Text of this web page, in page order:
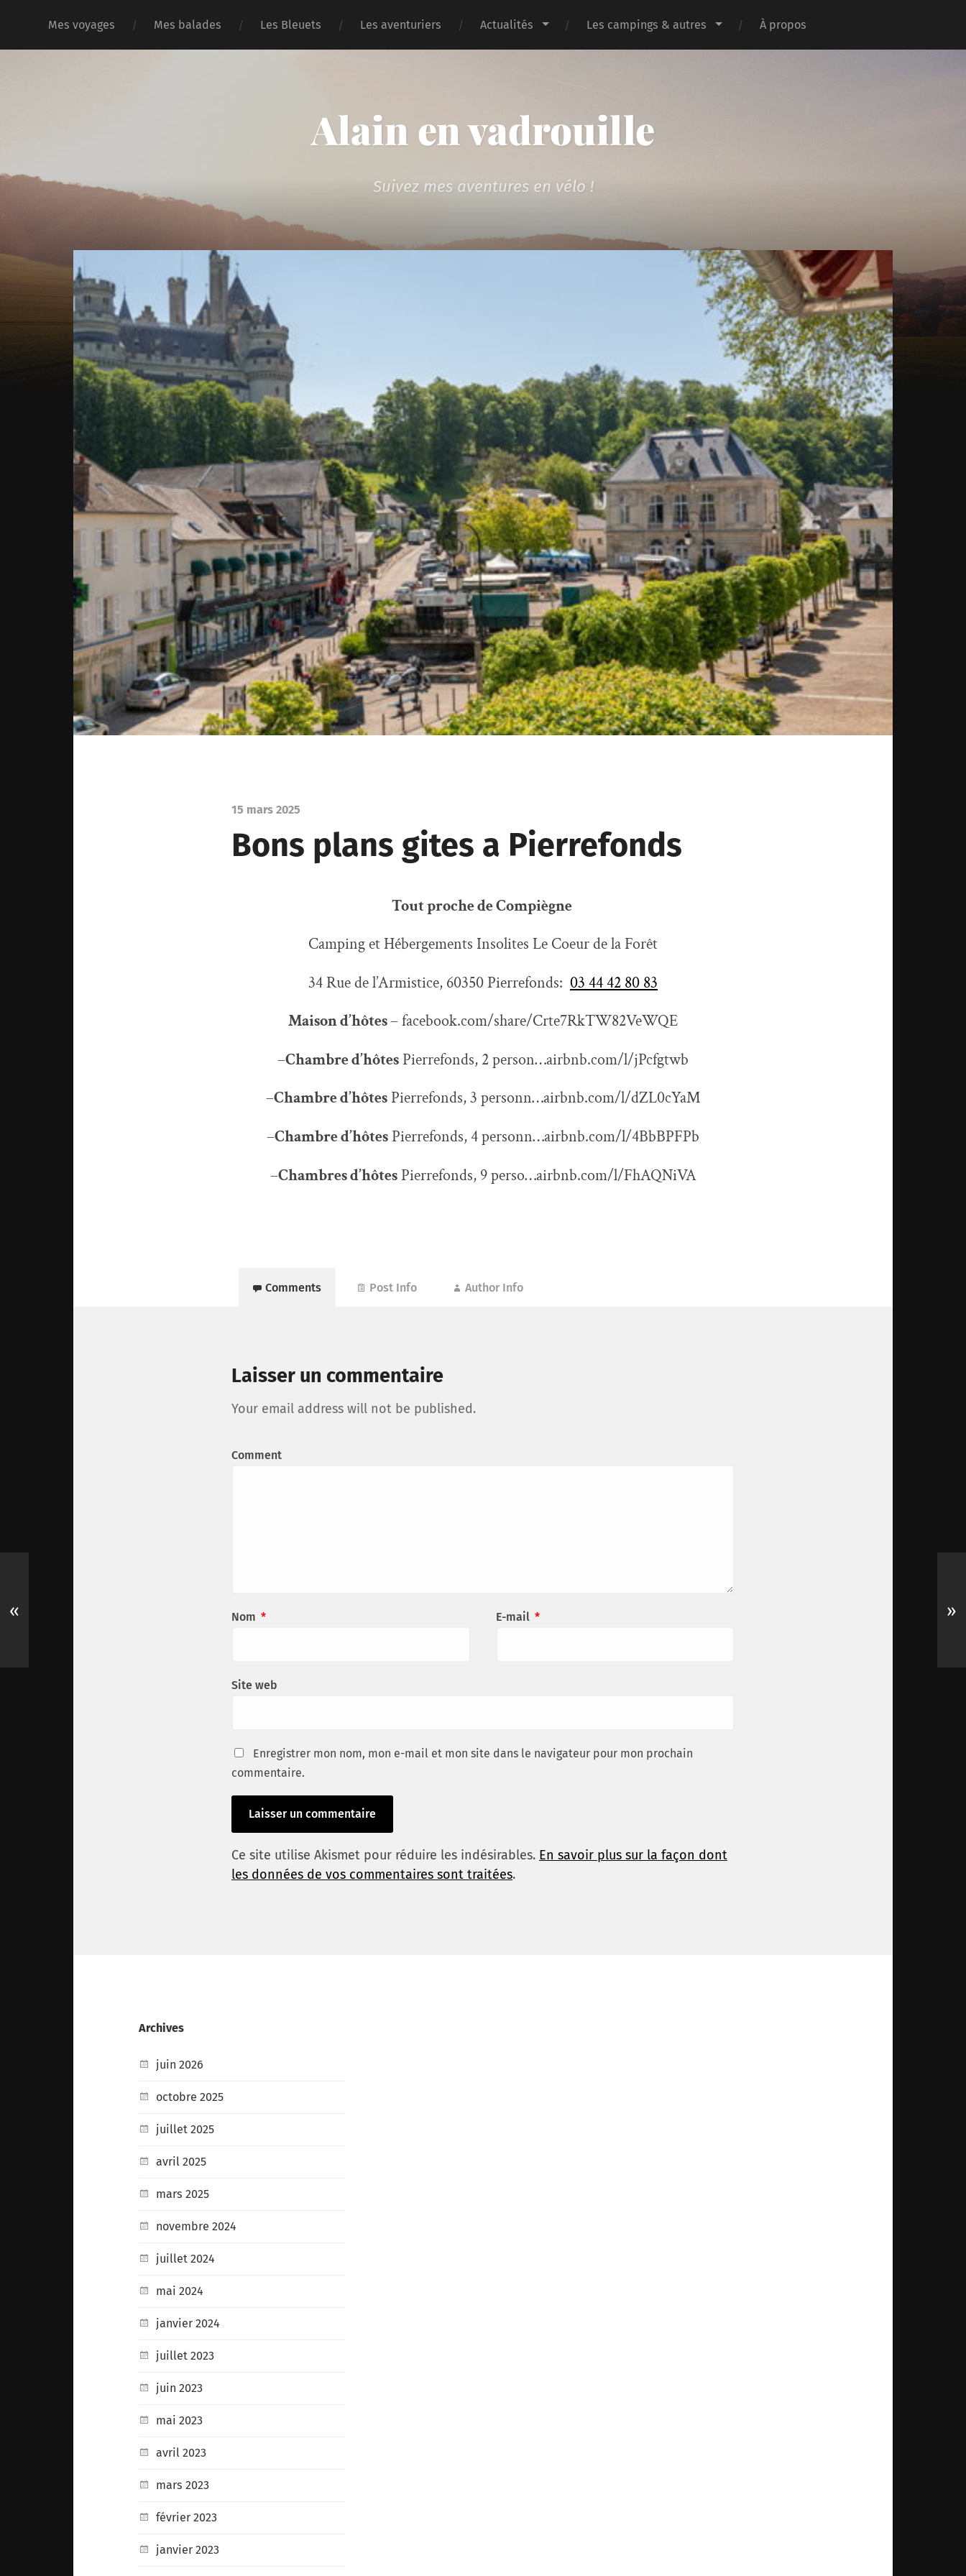
Mes voyages Mes balades Les Bleuets Les aventuriers Actualités Les campings & autres À propos
Alain en vadrouille
Suivez mes aventures en vélo !
15 mars 2025
Bons plans gites a Pierrefonds
Tout proche de Compiègne
Camping et Hébergements Insolites Le Coeur de la Forêt
34 Rue de l’Armistice, 60350 Pierrefonds: 03 44 42 80 83
Maison d’hôtes– facebook.com/share/Crte7RkTW82VeWQE
–Chambre d’hôtes Pierrefonds, 2 person…airbnb.com/l/jPcfgtwb
–Chambre d’hôtesPierrefonds, 3 personn…airbnb.com/l/dZL0cYaM
–Chambre d’hôtes Pierrefonds, 4 personn…airbnb.com/l/4BbBPFPb
–Chambres d’hôtesPierrefonds, 9 perso…airbnb.com/l/FhAQNiVA
Comments Post Info Author Info
Laisser un commentaire
Your email address will not be published.
Comment
Nom * E-mail *
Site web
Enregistrer mon nom, mon e-mail et mon site dans le navigateur pour mon prochain
commentaire.
Ce site utilise Akismet pour réduire les indésirables. En savoir plus sur la façon dont
les données de vos commentaires sont traitées.
« »
Archives
juin 2026
octobre 2025
juillet 2025
avril 2025
mars 2025
novembre 2024
juillet 2024
mai 2024
janvier 2024
juillet 2023
juin 2023
mai 2023
avril 2023
mars 2023
février 2023
janvier 2023